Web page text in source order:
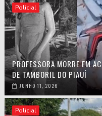
Policial
PROFESSORA MORRE EM
DE TAMBORIL DO PIAUÍ
JUNHO 11, 2026
Policial